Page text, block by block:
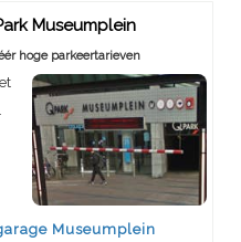
Museumplein
hoge parkeertarieven
Museumplein